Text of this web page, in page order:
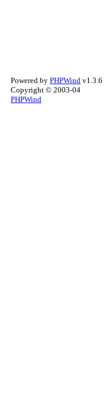
Powered by PHPWind v1.3.6
Copyright © 2003-04
PHPWind